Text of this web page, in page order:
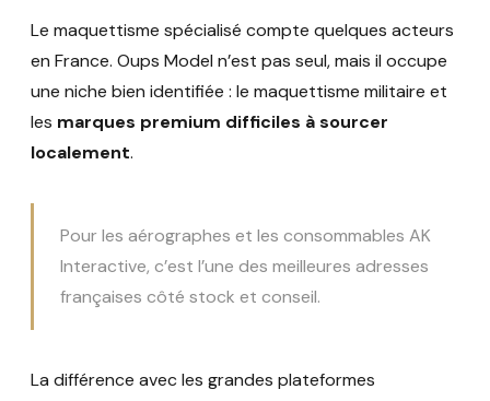
Le maquettisme spécialisé compte quelques acteurs
en France. Oups Model n’est pas seul, mais il occupe
une niche bien identifiée : le maquettisme militaire et
les marques premium difficiles à sourcer
localement.
Pour les aérographes et les consommables AK
Interactive, c’est l’une des meilleures adresses
françaises côté stock et conseil.
La différence avec les grandes plateformes